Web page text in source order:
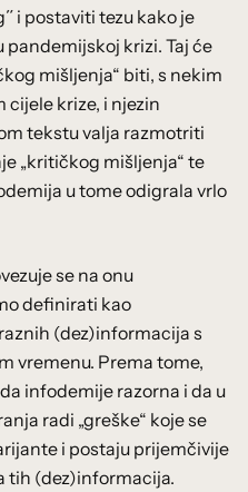
i postaviti tezu kako je
pandemijskoj krizi. Taj će
mišljenja“ biti, s nekim
krize, i njezin
tekstu valja razmotriti
„kritičkog mišljenja“ te
u tome odigrala vrlo
se na onu
definirati kao
(dez)informacija s
vremenu. Prema tome,
infodemije razorna i da u
radi „greške“ koje se
i postaju prijemčivije
tih (dez)informacija.